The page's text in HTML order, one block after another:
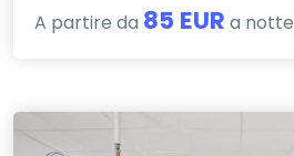
A partire da 85 EUR a notte